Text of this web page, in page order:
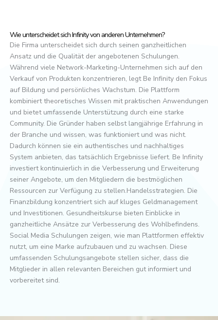
Wie unterscheidet sich Infinity von anderen Unternehmen?
Die Firma unterscheidet sich durch seinen ganzheitlichen
Ansatz und die Qualität der angebotenen Schulungen.
Während viele Network-Marketing-Unternehmen sich auf den
Verkauf von Produkten konzentrieren, legt Be Infinity den Fokus
auf Bildung und persönliches Wachstum. Die Plattform
kombiniert theoretisches Wissen mit praktischen Anwendungen
und bietet umfassende Unterstützung durch eine starke
Community. Die Gründer haben selbst langjährige Erfahrung in
der Branche und wissen, was funktioniert und was nicht.
Dadurch können sie ein authentisches und nachhaltiges
System anbieten, das tatsächlich Ergebnisse liefert. Be Infinity
investiert kontinuierlich in die Verbesserung und Erweiterung
seiner Angebote, um den Mitgliedern die bestmöglichen
Ressourcen zur Verfügung zu stellen.Handelsstrategien. Die
Finanzbildung konzentriert sich auf kluges Geldmanagement
und Investitionen. Gesundheitskurse bieten Einblicke in
ganzheitliche Ansätze zur Verbesserung des Wohlbefindens.
Social Media Schulungen zeigen, wie man Plattformen effektiv
nutzt, um eine Marke aufzubauen und zu wachsen. Diese
umfassenden Schulungsangebote stellen sicher, dass die
Mitglieder in allen relevanten Bereichen gut informiert und
vorbereitet sind.